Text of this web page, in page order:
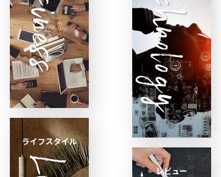
ライフスタイル
レビュー